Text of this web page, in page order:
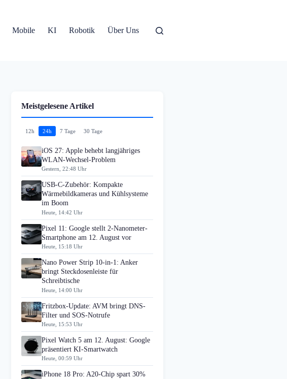
Mobile KI Robotik Über Uns
Meistgelesene Artikel
12h 24h 7 Tage 30 Tage
iOS 27: Apple behebt langjähriges
WLAN-Wechsel-Problem
Gestern, 22:48 Uhr
USB-C-Zubehör: Kompakte
Wärmebildkameras und Kühlsysteme
im Boom
Heute, 14:42 Uhr
Pixel 11: Google stellt 2-Nanometer-
Smartphone am 12. August vor
Heute, 15:18 Uhr
Nano Power Strip 10-in-1: Anker
bringt Steckdosenleiste für
Schreibtische
Heute, 14:00 Uhr
Fritzbox-Update: AVM bringt DNS-
Filter und SOS-Notrufe
Heute, 15:53 Uhr
Pixel Watch 5 am 12. August: Google
präsentiert KI-Smartwatch
Heute, 00:59 Uhr
iPhone 18 Pro: A20-Chip spart 30%